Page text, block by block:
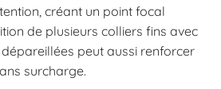
créant un point focal
de plusieurs colliers fins avec
peut aussi renforcer
surcharge.